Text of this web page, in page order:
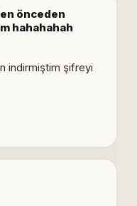
önceden
hahahahah
indirmiştim şifreyi